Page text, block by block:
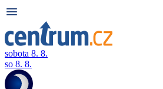
sobota 8. 8.
so 8. 8.